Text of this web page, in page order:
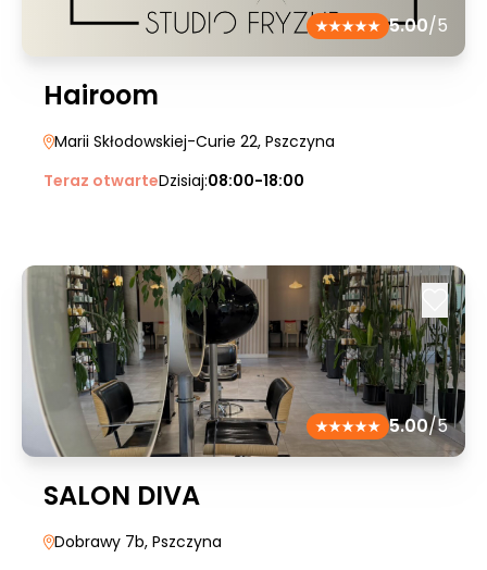
5.00/5
Hairoom
Marii Skłodowskiej-Curie 22, Pszczyna
Teraz otwarteDzisiaj:08:00-18:00
5.00/5
SALON DIVA
Dobrawy 7b, Pszczyna